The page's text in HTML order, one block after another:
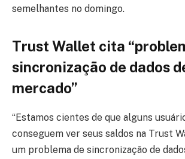
semelhantes no domingo.
Trust Wallet cita
sincronização de dados
mercado”
“Estamos cientes de que alguns
conseguem ver seus saldos na Trust
um problema de sincronização de